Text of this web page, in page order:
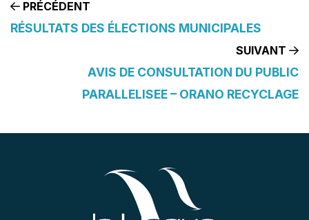
PRÉCÉDENT
RÉSULTATS DES ÉLECTIONS MUNICIPALES
SUIVANT
AVIS DE CONSULTATION DU PUBLIC
PARALLELISEE – ORANO RECYCLAGE